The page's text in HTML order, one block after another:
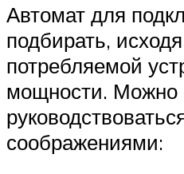
Автомат для
подбирать,
потребляемой
мощности. Можно
соображениями: